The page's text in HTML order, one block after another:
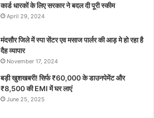
कार्ड धारकों के लिए सरकार ने बदल दी पूरी स्कीम
April 29, 2024
मंदसौर जिले में स्पा सेंटर एव मसाज पार्लर की आड़ मे हो रहा है
दैह व्यापार
November 17, 2024
बड़ी खुशखबरी! सिर्फ ₹60,000 के डाउनपेमेंट और
₹8,500 की EMI में घर लाएं
June 25, 2025